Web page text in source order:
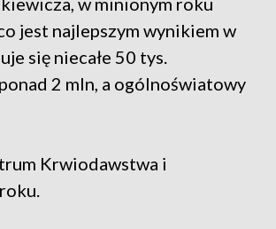
jest najlepszym wynikiem w
się niecałe 50 tys.
2 mln, a ogólnoświatowy
Krwiodawstwa i